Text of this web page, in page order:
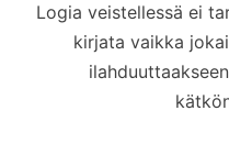
Logia veistellessä ei
kirjata vaikka